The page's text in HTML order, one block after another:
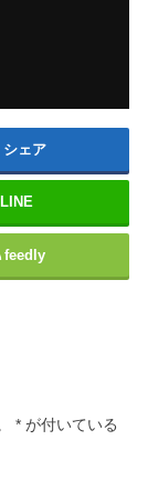
シェア
LINE
feedly
* が付いている